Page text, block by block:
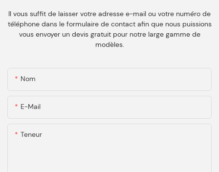
Il vous suffit de laisser votre adresse e-mail ou votre numéro de
téléphone dans le formulaire de contact afin que nous puissions
vous envoyer un devis gratuit pour notre large gamme de
modèles.
Nom
E-Mail
Teneur